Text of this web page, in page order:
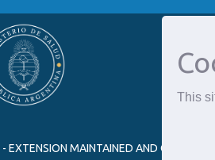
This
- EXTENSION MAINTAINED AND